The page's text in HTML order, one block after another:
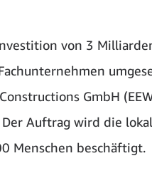
von 3
GmbH
Auftrag wird die
Menschen beschäftigt.